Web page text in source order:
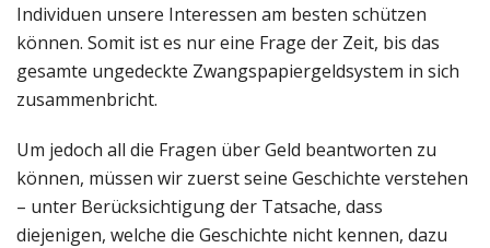
Individuen unsere Interessen am besten schützen
können. Somit ist es nur eine Frage der Zeit, bis das
gesamte ungedeckte Zwangspapiergeldsystem in sich
zusammenbricht.
Um jedoch all die Fragen über Geld beantworten zu
können, müssen wir zuerst seine Geschichte verstehen
– unter Berücksichtigung der Tatsache, dass
diejenigen, welche die Geschichte nicht kennen, dazu